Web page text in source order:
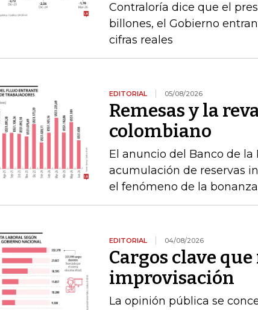
Contraloría dice que el
billones, el Gobierno
cifras reales
EDITORIAL 05/08/2026
Remesas y la
colombiano
El anuncio del Banco de
acumulación de reservas
el fenómeno de la
EDITORIAL 04/08/2026
Cargos clave
improvisación
La opinión pública se